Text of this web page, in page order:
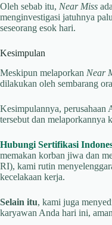
Oleh sebab itu, Near Miss
menginvestigasi jatuhnya
seseorang esok hari.
Kesimpulan
Meskipun melaporkan Near
dilakukan oleh sembarang
Kesimpulannya, perusahaan
tersebut dan melaporkannya
Hubungi Sertifikasi
memakan korban jiwa dan
RI), kami rutin
kecelakaan kerja.
Selain itu, kami juga
karyawan Anda hari ini,